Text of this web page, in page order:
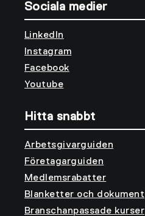
Sociala medier
LinkedIn
Instagram
Facebook
Youtube
Hitta snabbt
Arbetsgivarguiden
Företagarguiden
Medlemsrabatter
Blanketter och dokument
Branschanpassade kurser